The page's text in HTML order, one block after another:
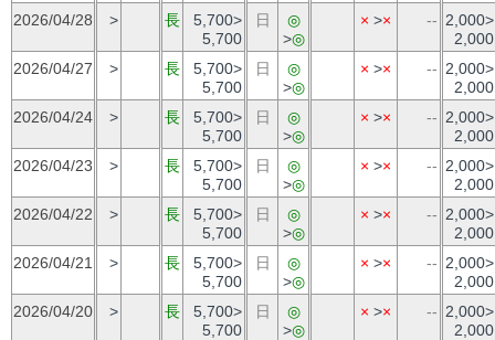
2026/04/28
> 長
5,700>
5,700
日
◎
>◎
× >× -- 2,000>
2,000
2026/04/27
> 長
5,700>
5,700
日
◎
>◎
× >× -- 2,000>
2,000
2026/04/24
> 長
5,700>
5,700
日
◎
>◎
× >× -- 2,000>
2,000
2026/04/23
> 長
5,700>
5,700
日
◎
>◎
× >× -- 2,000>
2,000
2026/04/22
> 長
5,700>
5,700
日
◎
>◎
× >× -- 2,000>
2,000
2026/04/21
> 長
5,700>
5,700
日
◎
>◎
× >× -- 2,000>
2,000
2026/04/20
> 長
5,700>
5,700
日
◎
>◎
× >× -- 2,000>
2,000